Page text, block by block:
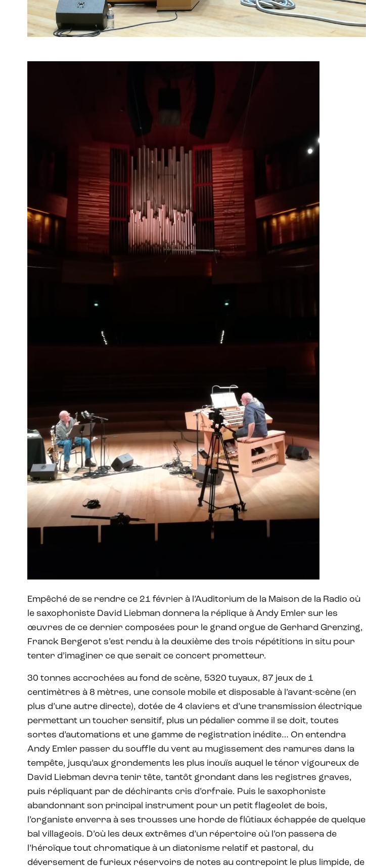
Empêché de se rendre ce 21 février à l’Auditorium de la Maison de la Radio où
le saxophoniste David Liebman donnera la réplique à Andy Emler sur les
œuvres de ce dernier composées pour le grand orgue de Gerhard Grenzing,
Franck Bergerot s’est rendu à la deuxième des trois répétitions in situ pour
tenter d’imaginer ce que serait ce concert prometteur.
30 tonnes accrochées au fond de scène, 5320 tuyaux, 87 jeux de 1
centimètres à 8 mètres, une console mobile et disposable à l’avant-scène (en
plus d’une autre directe), dotée de 4 claviers et d’une transmission électrique
permettant un toucher sensitif, plus un pédalier comme il se doit, toutes
sortes d’automations et une gamme de registration inédite… On entendra
Andy Emler passer du souffle du vent au mugissement des ramures dans la
tempête, jusqu’aux grondements les plus inouïs auquel le ténor vigoureux de
David Liebman devra tenir tête, tantôt grondant dans les registres graves,
puis répliquant par de déchirants cris d’orfraie. Puis le saxophoniste
abandonnant son principal instrument pour un petit flageolet de bois,
l’organiste enverra à ses trousses une horde de flûtiaux échappée de quelque
bal villageois. D’où les deux extrêmes d’un répertoire où l’on passera de
l’héroïque tout chromatique à un diatonisme relatif et pastoral, du
déversement de furieux réservoirs de notes au contrepoint le plus limpide, de